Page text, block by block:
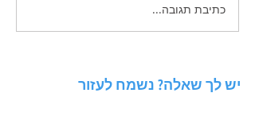
ניתוח סביבה באמצעות מודל
PESTEL: איך להגן על העסק
כתיבת תגובה...
יש לך שאלה? נשמח לעזור